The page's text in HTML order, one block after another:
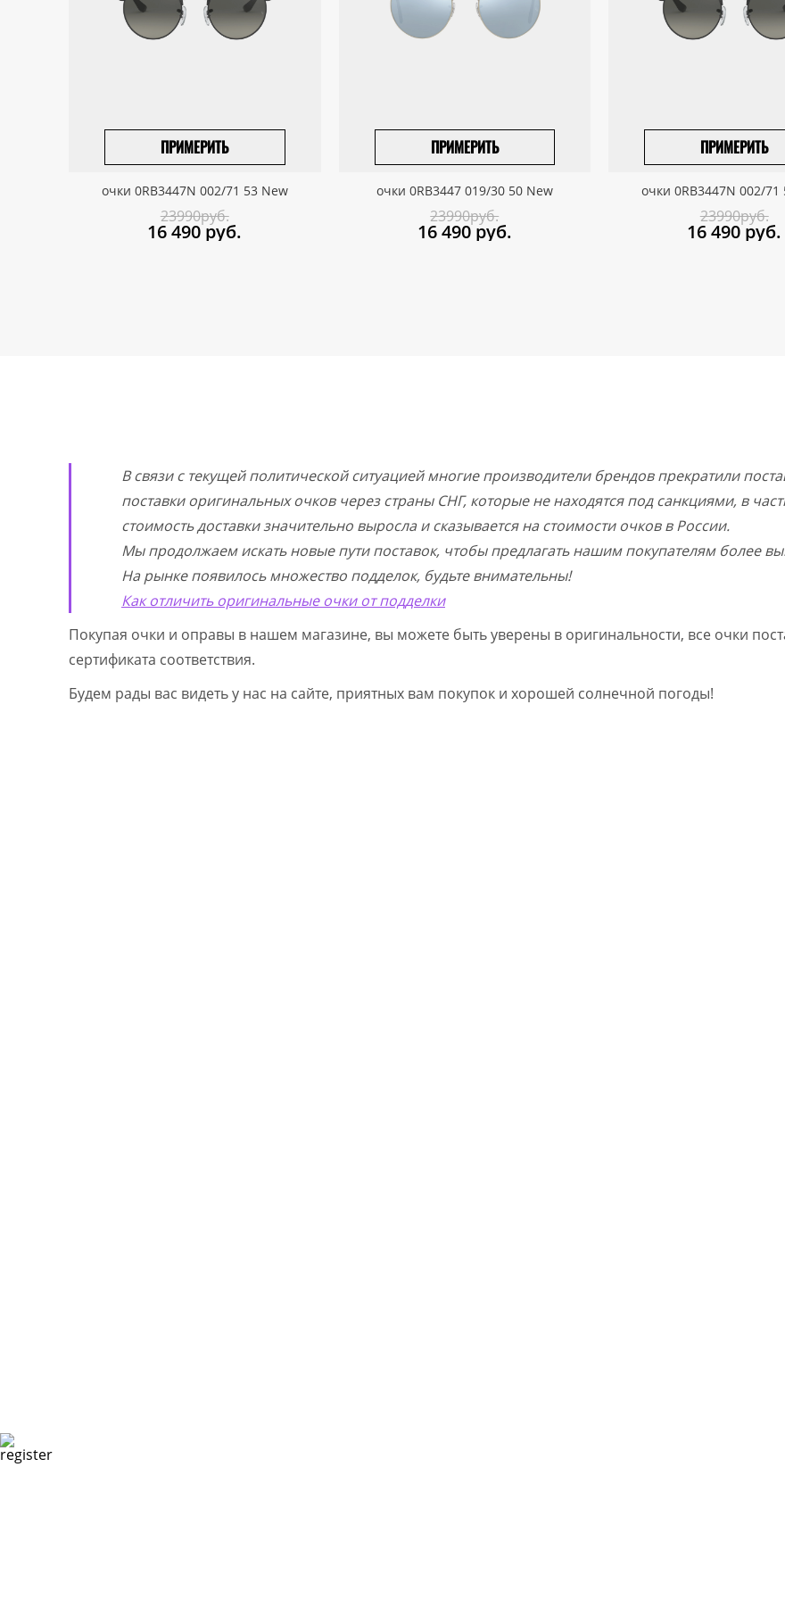
ПРИМЕРИТЬ
ПРИВЕЗТИ ПОД ЗАКАЗ
очки 0RB3447N 002/71 53 New
23990руб.
16 490 руб.
ПРИМЕРИТЬ
ПРИВЕЗТИ ПОД ЗАКАЗ
очки 0RB3447 019/30 50 New
23990руб.
16 490 руб.
ПРИМЕРИТЬ
ПРИВЕЗТИ ПОД
очки 0RB3447N 002/71
23990руб.
16 490 руб.
В связи с текущей политической ситуацией многие производители брендов прекратили
поставки оригинальных очков через страны СНГ, которые не находятся под санкциями, в
стоимость доставки значительно выросла и сказывается на стоимости очков в России.
Мы продолжаем искать новые пути поставок, чтобы предлагать нашим покупателям более
На рынке появилось множество подделок, будьте внимательны!
Как отличить оригинальные очки от подделки
Покупая очки и оправы в нашем магазине, вы можете быть уверены в оригинальности, все очки
сертификата соответствия.
Будем рады вас видеть у нас на сайте, приятных вам покупок и хорошей солнечной погоды!